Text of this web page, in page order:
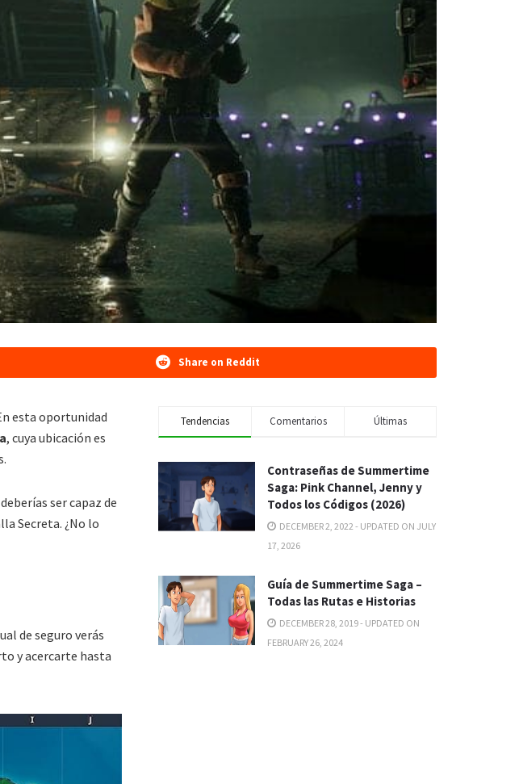
Share on Reddit
esta oportunidad
, cuya ubicación es
ser capaz de
Secreta. ¿No lo
de seguro verás
y acercarte hasta
Tendencias Comentarios Últimas
Contraseñas de Summertime
Saga: Pink Channel, Jenny y
Todos los Códigos (2026)
DECEMBER 2, 2022 - UPDATED ON JULY
17, 2026
Guía de Summertime Saga –
Todas las Rutas e Historias
DECEMBER 28, 2019 - UPDATED ON
FEBRUARY 26, 2024